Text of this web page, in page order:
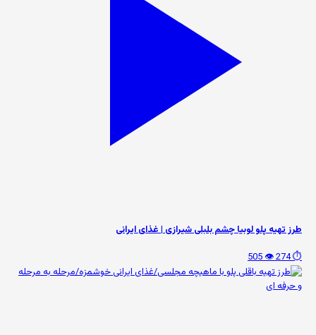
طرز تهیه پلو لوبیا چشم بلبلی شیرازی | غذای ایرانی
⏱️ 274
👁️ 505